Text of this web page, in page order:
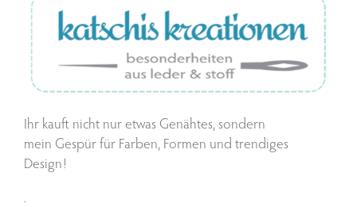
Ihr kauft nicht nur etwas Genähtes, sondern
mein Gespür für Farben, Formen und trendiges
Design!
.